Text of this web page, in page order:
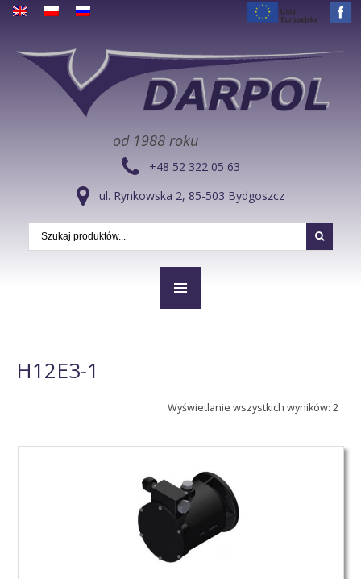
od 1988 roku
+48 52 322 05 63
ul. Rynkowska 2, 85-503 Bydgoszcz
H12E3-1
Wyświetlanie wszystkich wyników: 2